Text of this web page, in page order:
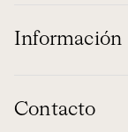
Información
Contacto